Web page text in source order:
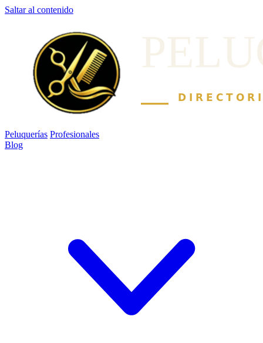
Saltar al contenido
Peluquerías Profesionales
Blog